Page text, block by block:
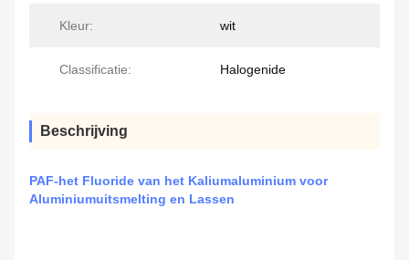
Kleur: wit
Classificatie: Halogenide
Beschrijving
PAF-het Fluoride van het Kaliumaluminium voor
Aluminiumuitsmelting en Lassen